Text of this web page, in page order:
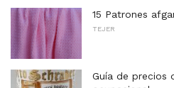
15 Patrones
TEJER
Guía de precios